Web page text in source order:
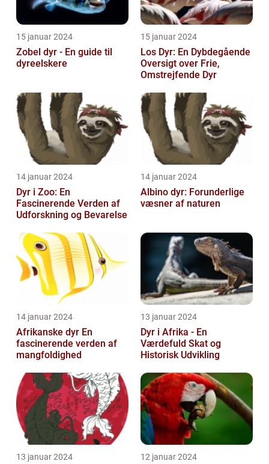
15 januar 2024
Zobel dyr - En guide til
dyreelskere
15 januar 2024
Los Dyr: En Dybdegående
Oversigt over Frie,
Omstrejfende Dyr
14 januar 2024
Dyr i Zoo: En
Fascinerende Verden af
Udforskning og Bevarelse
14 januar 2024
Albino dyr: Forunderlige
væsner af naturen
14 januar 2024
Afrikanske dyr En
fascinerende verden af
mangfoldighed
13 januar 2024
Dyr i Afrika - En
Værdefuld Skat og
Historisk Udvikling
13 januar 2024 12 januar 2024